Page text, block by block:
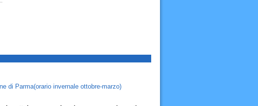
di Parma(orario invernale ottobre-marzo)